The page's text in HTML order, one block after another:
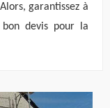
garantissez à
bon devis pour la